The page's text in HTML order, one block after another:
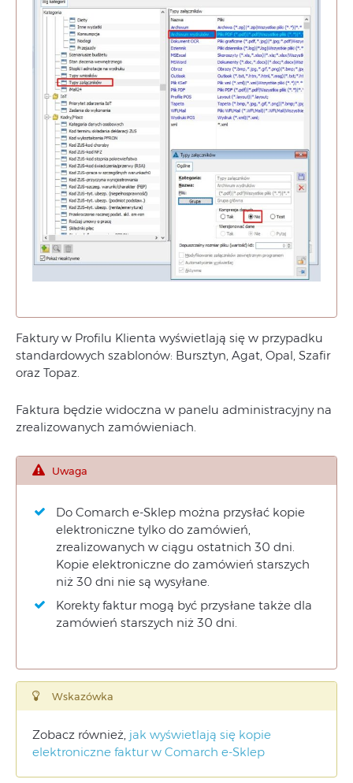
Faktury w Profilu Klienta wyświetlają się w przypadku
standardowych szablonów: Bursztyn, Agat, Opal, Szafir
oraz Topaz.
Faktura będzie widoczna w panelu administracyjny na
zrealizowanych zamówieniach.
Uwaga
Do Comarch e-Sklep można przysłać kopie
elektroniczne tylko do zamówień,
zrealizowanych w ciągu ostatnich 30 dni.
Kopie elektroniczne do zamówień starszych
niż 30 dni nie są wysyłane.
Korekty faktur mogą być przysłane także dla
zamówień starszych niż 30 dni.
Wskazówka
Zobacz również, jak wyświetlają się kopie
elektroniczne faktur w Comarch e-Sklep